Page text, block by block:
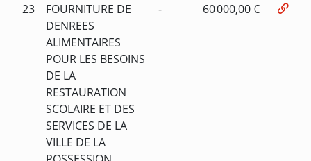
23
FOURNITURE DE
DENREES
ALIMENTAIRES
POUR LES BESOINS
DE LA
RESTAURATION
SCOLAIRE ET DES
SERVICES DE LA
VILLE DE LA
- 60 000,00 €